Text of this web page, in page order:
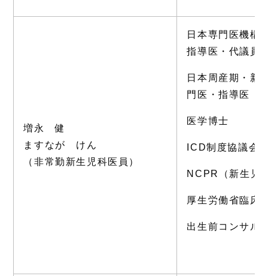
増永 健
ますなが けん
（非常勤新生児科医員）
日本専門医機構
指導医・代議員
日本周産期・新
門医・指導医
医学博士
ICD制度協議会
NCPR（新生児
厚生労働省臨床
出生前コンサル